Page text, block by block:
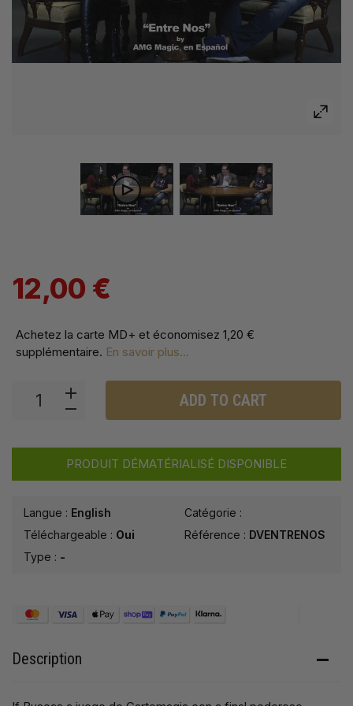
12,00 €
Achetez la carte MD+ et économisez 1,20 €
supplémentaire. En savoir plus...
PRODUIT DÉMATÉRIALISÉ DISPONIBLE
Langue : English
Téléchargeable : Oui
Type : -
Catégorie :
Référence : DVENTRENOS
ADD TO CART
Description